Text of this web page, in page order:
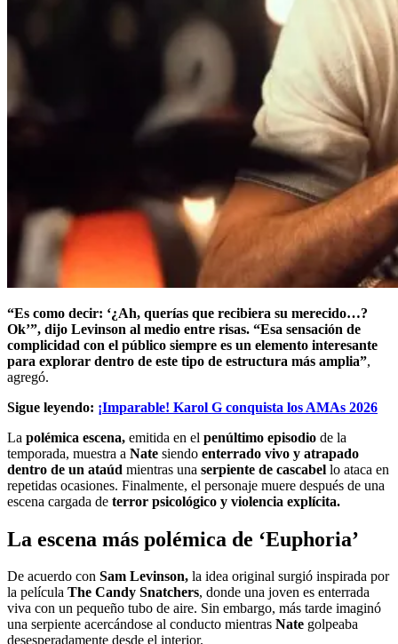
“Es como decir: ‘¿Ah, querías que recibiera su merecido…?
Ok’”, dijo Levinson al medio entre risas. “Esa sensación de
complicidad con el público siempre es un elemento interesante
para explorar dentro de este tipo de estructura más amplia”,
agregó.
Sigue leyendo: ¡Imparable! Karol G conquista los AMAs 2026
La polémica escena, emitida en el penúltimo episodio de la
temporada, muestra a Nate siendo enterrado vivo y atrapado
dentro de un ataúd mientras una serpiente de cascabel lo ataca en
repetidas ocasiones. Finalmente, el personaje muere después de una
escena cargada de terror psicológico y violencia explícita.
La escena más polémica de ‘Euphoria’
De acuerdo con Sam Levinson, la idea original surgió inspirada por
la película The Candy Snatchers, donde una joven es enterrada
viva con un pequeño tubo de aire. Sin embargo, más tarde imaginó
una serpiente acercándose al conducto mientras Nate golpeaba
desesperadamente desde el interior.